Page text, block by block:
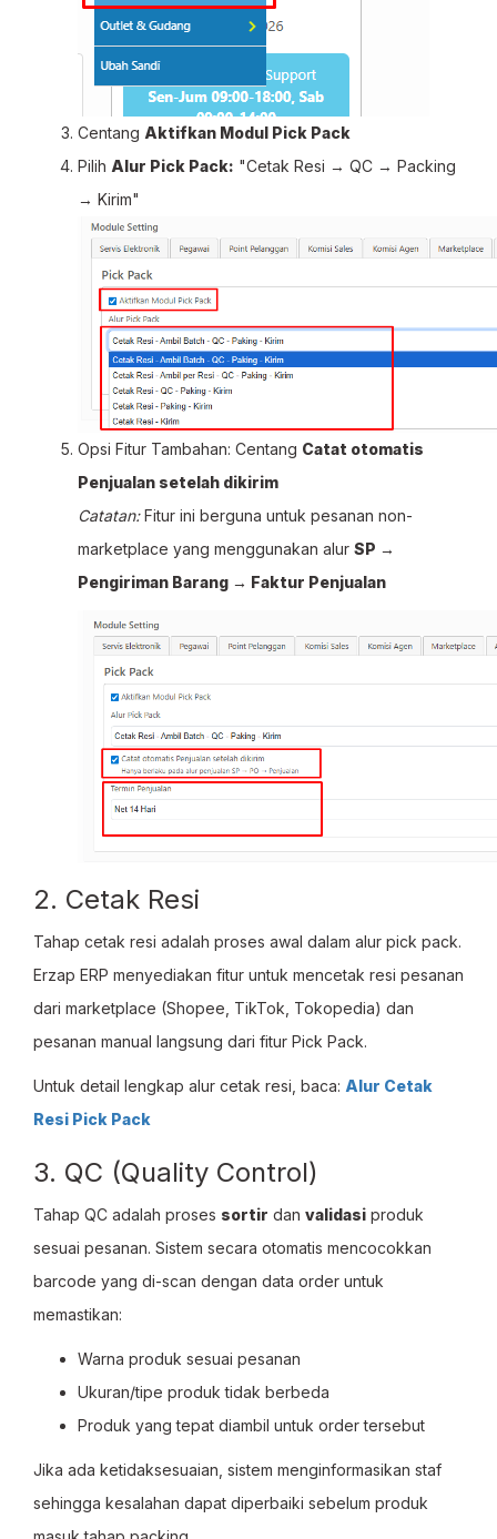
Centang Aktifkan Modul Pick Pack
Pilih Alur Pick Pack: "Cetak Resi → QC → Packing
→ Kirim"
Opsi Fitur Tambahan: Centang Catat otomatis
Penjualan setelah dikirim
Catatan:Fitur ini berguna untuk pesanan non-
marketplace yang menggunakan alur SP →
Pengiriman Barang → Faktur Penjualan
2. Cetak Resi
Tahap cetak resi adalah proses awal dalam alur pick pack.
Erzap ERP menyediakan fitur untuk mencetak resi pesanan
dari marketplace (Shopee, TikTok, Tokopedia) dan
pesanan manual langsung dari fitur Pick Pack.
Untuk detail lengkap alur cetak resi, baca: Alur Cetak
Resi Pick Pack
3. QC (Quality Control)
Tahap QC adalah proses sortir dan validasi produk
sesuai pesanan. Sistem secara otomatis mencocokkan
barcode yang di-scan dengan data order untuk
memastikan:
Warna produk sesuai pesanan
Ukuran/tipe produk tidak berbeda
Produk yang tepat diambil untuk order tersebut
Jika ada ketidaksesuaian, sistem menginformasikan staf
sehingga kesalahan dapat diperbaiki sebelum produk